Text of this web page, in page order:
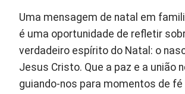
Uma mensagem de natal em
é uma oportunidade de refletir
verdadeiro espírito do Natal: o
Jesus Cristo. Que a paz e a união
guiando-nos para momentos de fé